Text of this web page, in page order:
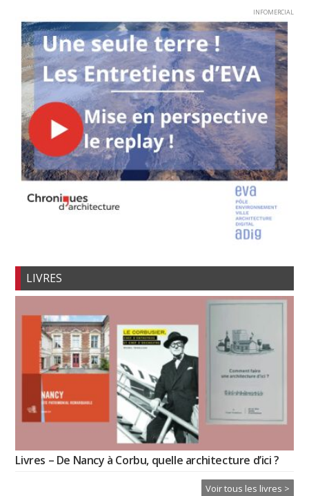
INFOMERCIAL
LIVRES
Livres – De Nancy à Corbu, quelle architecture d’ici ?
Voir tous les livres >